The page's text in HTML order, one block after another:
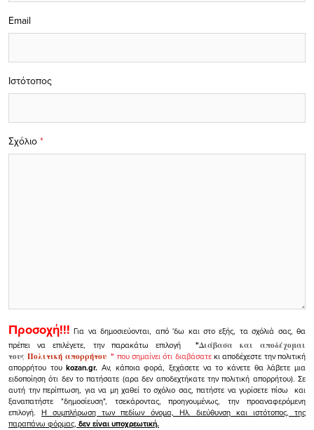
Σχόλιο *
Email
Ιστότοπος
Προσοχή!!! Για να δημοσιεύονται, από 'δω και στο εξής, τα σχόλιά σας, θα
πρέπει να επιλέγετε, την παρακάτω επιλογή
"Διάβασα και αποδέχομαι
τουςΠολιτική απορρήτου" που σημαίνει ότι διαβάσατεκι αποδέχεστε την πολιτική
απορρήτου τουkozan.gr. Αν, κάποια φορά, ξεχάσετε να το κάνετε θα λάβετε μια
ειδοποίηση ότι δεν το πατήσατε (αρα δεν αποδεχτήκατε την πολιτική απορρήτου). Σε
αυτή την περίπτωση, για να μη χαθεί το σχόλιο σας, πατήστε να γυρίσετε πίσω και
ξαναπατήστε "δημοσίευση", τσεκάροντας, προηγουμένως, την προαναφερόμενη
επιλογή.Η συμπλήρωση των πεδίων όνομα, Ηλ. διεύθυνση και ιστότοπος, της
παραπάνω φόρμας, δεν είναι υποχρεωτική.